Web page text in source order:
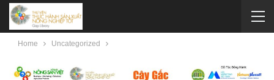
Home Uncategorized